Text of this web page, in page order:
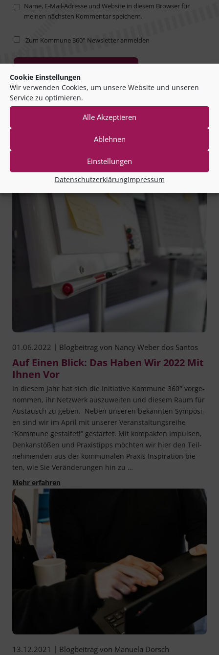
Cookie Einstellungen
Wir verwenden Cookies, um unsere Website und unseren
Service zu optimieren.
Alle Akzeptieren
Ablehnen
Einstellungen
DatenschutzerklärungImpressum
Name, E-Mail-Adresse und Website in diesem Browser für
meinen nächsten Kommentar speichern.
Zum Kommune 360° Newsletter anmelden
Mehr zum Thema
01.06.2022 | Blogbeitrag von Nancy Weber dos Santos
Auf Einen Blick: Das Haben Wir 2022 Mit
Ihnen Vor
In die­sem Jahr hat sich die Initia­ti­ve Kom­mu­ne 360° vor­ge­
nom­men, ihr Netz­werk aus­zu­wei­ten und die­sem Raum für
Aus­tausch zu geben. Neben unse­ren bekann­ten Sym­po­si­
en sind wir im April mit unse­rer Ver­an­stal­tungs­rei­he
“Kom­mu­ne gestal­tet!” gestar­tet. Mit kom­pak­ten Impul­sen,
Denk­an­stö­ßen und Pra­xis­tipps möch­ten wir hier den Teil­
neh­men­den aus der kom­mu­na­len Pra­xis Inspi­ra­ti­on bie­
ten, wie Sie Ver­än­de­run­gen hin zu …
Mehr erfahrenAuf einen Blick: Das haben wir 2022 mit Ihnen
13.12.2021 | Blogbeitrag von Manuela Dorsch